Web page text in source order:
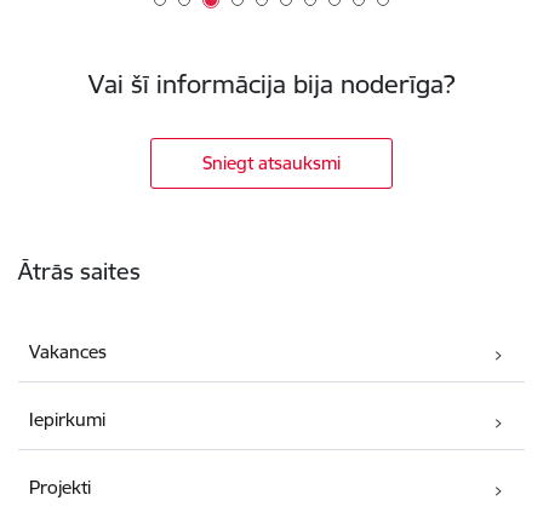
Vai šī informācija bija noderīga?
Sniegt atsauksmi
Ātrās saites
Vakances
Iepirkumi
Projekti